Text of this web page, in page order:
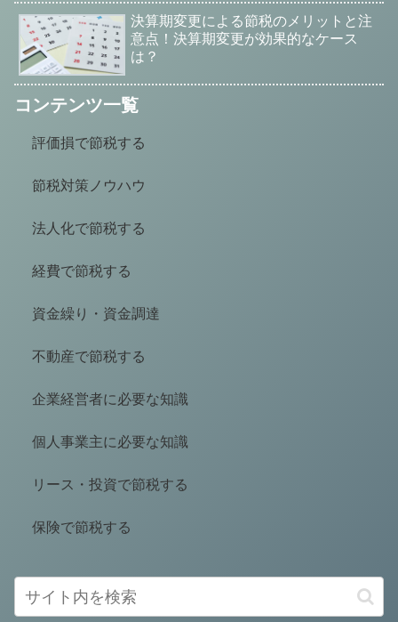
決算期変更による節税のメリットと注
意点！決算期変更が効果的なケース
は？
コンテンツ一覧
評価損で節税する
節税対策ノウハウ
法人化で節税する
経費で節税する
資金繰り・資金調達
不動産で節税する
企業経営者に必要な知識
個人事業主に必要な知識
リース・投資で節税する
保険で節税する